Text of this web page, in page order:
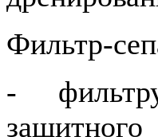
Фильтр-
-